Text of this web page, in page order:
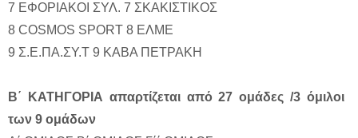
7 ΕΦΟΡΙΑΚΟΙ ΣΥΛ. 7 ΣΚΑΚΙΣΤΙΚΟΣ
8 COSMOS SPORT 8 ΕΛΜΕ
9 Σ.Ε.ΠΑ.ΣΥ.Τ 9 ΚΑΒΑ ΠΕΤΡΑΚΗ
Β΄ ΚΑΤΗΓΟΡΙΑ απαρτίζεται από 27 ομάδες /3 όμιλοι
των 9 ομάδων